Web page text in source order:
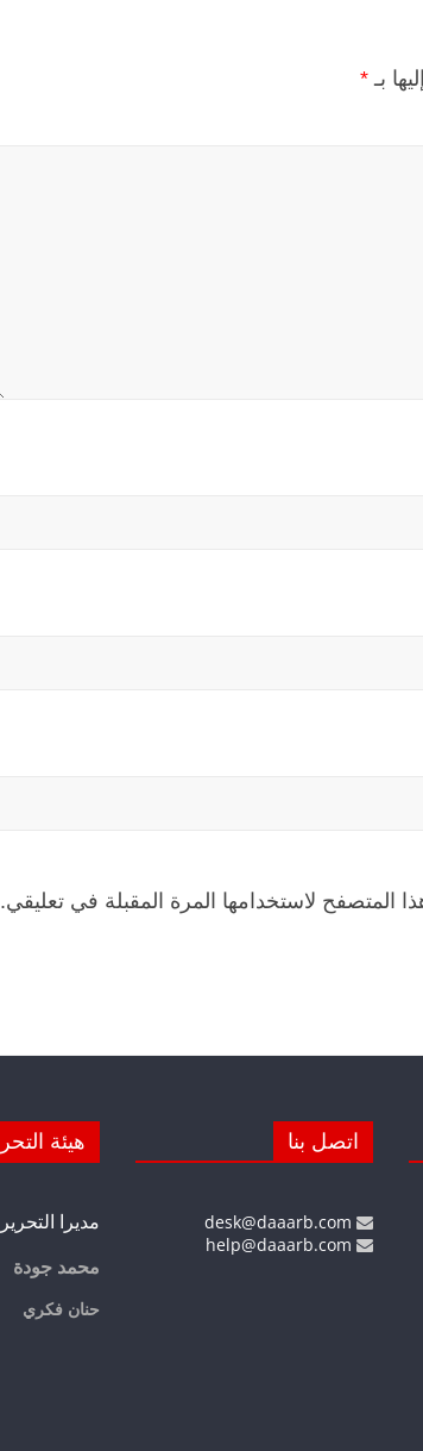
بـ *
المتصفح لاستخدامها المرة المقبلة في تعليقي.
اتصل بنا هيئة
مديرا التحرير
محمد جودة
حنان فكري